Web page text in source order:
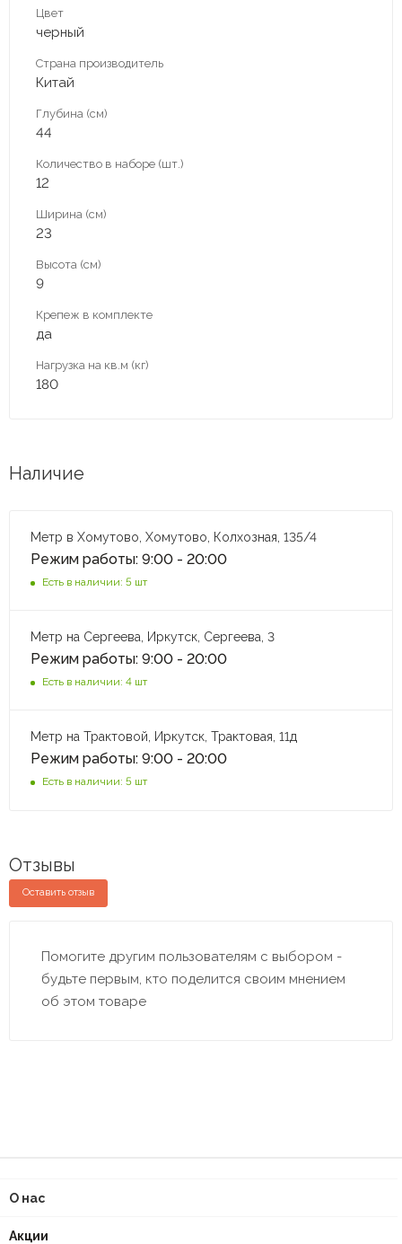
Цвет
черный
Страна производитель
Китай
Глубина (см)
44
Количество в наборе (шт.)
12
Ширина (см)
23
Высота (см)
9
Крепеж в комплекте
да
Нагрузка на кв.м (кг)
180
Наличие
Метр в Хомутово, Хомутово, Колхозная, 135/4
Режим работы: 9:00 - 20:00
Есть в наличии: 5 шт
Метр на Сергеева, Иркутск, Сергеева, 3
Режим работы: 9:00 - 20:00
Есть в наличии: 4 шт
Метр на Трактовой, Иркутск, Трактовая, 11д
Режим работы: 9:00 - 20:00
Есть в наличии: 5 шт
Отзывы
Оставить отзыв
Помогите другим пользователям с выбором -
будьте первым, кто поделится своим мнением
об этом товаре
О нас
Акции